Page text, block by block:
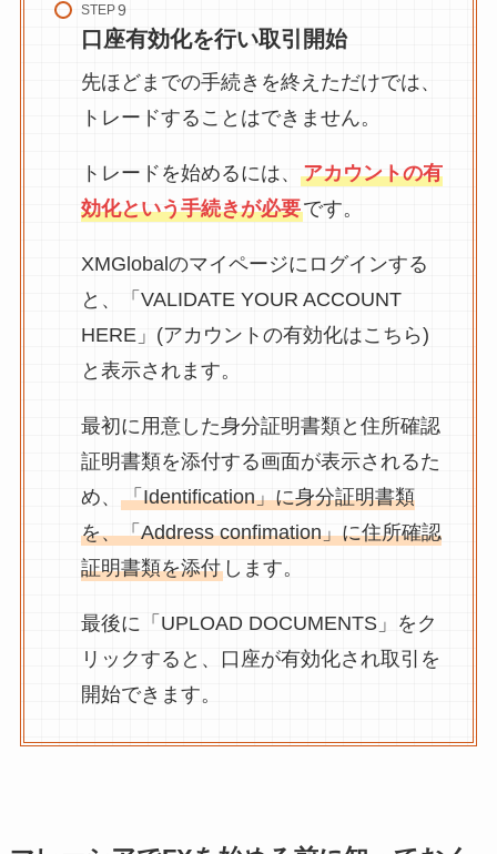
STEP
口座有効化を行い取引開始
先ほどまでの手続きを終えただけでは、
トレードすることはできません。
トレードを始めるには、 アカウントの有
効化という手続きが必要です。
XMGlobalのマイページにログインする
と、「VALIDATE YOUR ACCOUNT
HERE」(アカウントの有効化はこちら)
と表示されます。
最初に用意した身分証明書類と住所確認
証明書類を添付する画面が表示されるた
め、 「Identification」に身分証明書類
を、「Address confimation」に住所確認
証明書類を添付します。
最後に「UPLOAD DOCUMENTS」をク
リックすると、口座が有効化され取引を
開始できます。